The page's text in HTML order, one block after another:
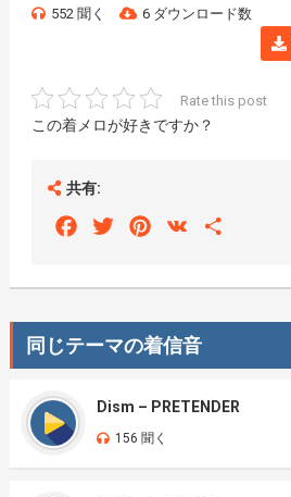
552 聞く 6 ダウンロード数
Rate this post
この着メロが好きですか？
共有:
FacebookTwitterPinterest
VK
同じテーマの着信音
Dism – PRETENDER
156 聞く